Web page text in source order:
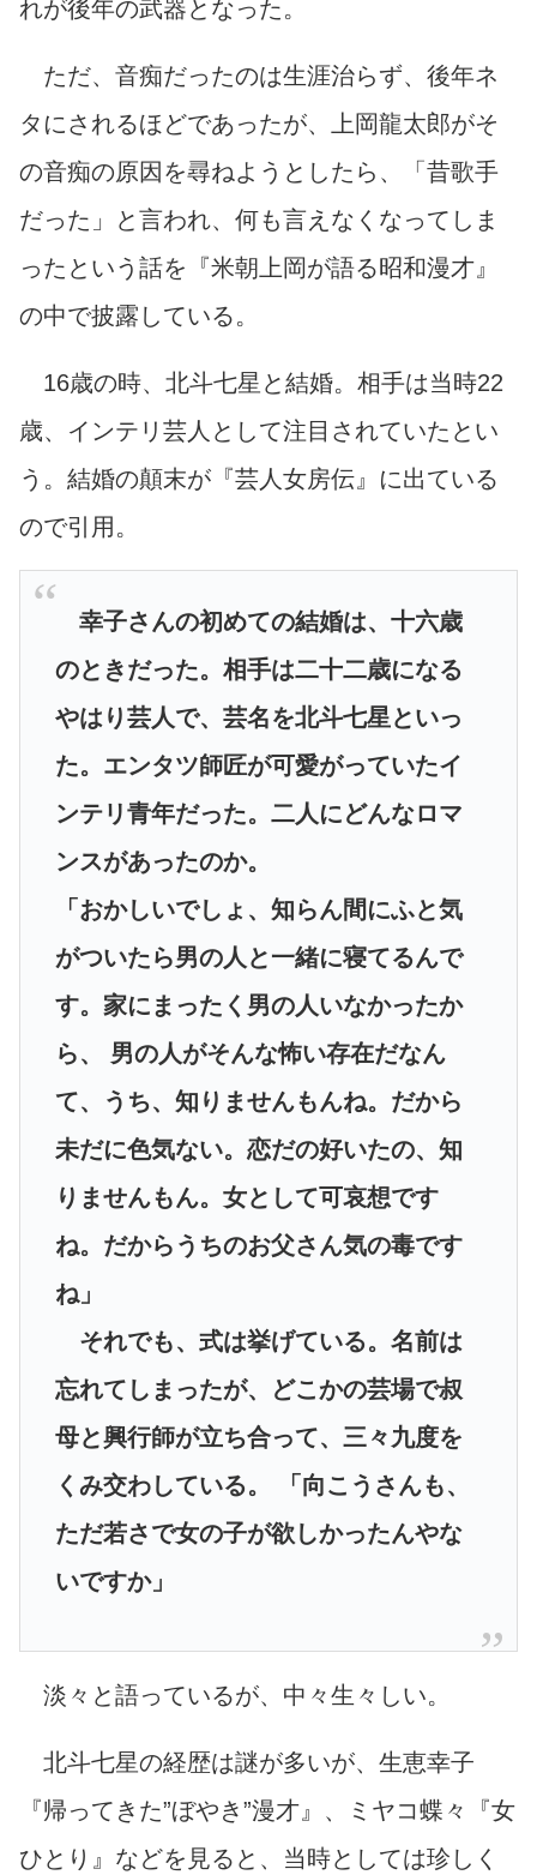
れが後年の武器となった。
ただ、音痴だったのは生涯治らず、後年ネ
タにされるほどであったが、上岡龍太郎がそ
の音痴の原因を尋ねようとしたら、「昔歌手
だった」と言われ、何も言えなくなってしま
ったという話を『米朝上岡が語る昭和漫才』
の中で披露している。
16歳の時、北斗七星と結婚。相手は当時22
歳、インテリ芸人として注目されていたとい
う。結婚の顛末が『芸人女房伝』に出ている
ので引用。
幸子さんの初めての結婚は、十六歳
のときだった。相手は二十二歳になる
やはり芸人で、芸名を北斗七星といっ
た。エンタツ師匠が可愛がっていたイ
ンテリ青年だった。二人にどんなロマ
ンスがあったのか。
「おかしいでしょ、知らん間にふと気
がついたら男の人と一緒に寝てるんで
す。家にまったく男の人いなかったか
ら、 男の人がそんな怖い存在だなん
て、うち、知りませんもんね。だから
未だに色気ない。恋だの好いたの、知
りませんもん。女として可哀想です
ね。だからうちのお父さん気の毒です
ね」
それでも、式は挙げている。名前は
忘れてしまったが、どこかの芸場で叔
母と興行師が立ち合って、三々九度を
くみ交わしている。 「向こうさんも、
ただ若さで女の子が欲しかったんやな
いですか」
淡々と語っているが、中々生々しい。
北斗七星の経歴は謎が多いが、生恵幸子
『帰ってきた”ぼやき”漫才』、ミヤコ蝶々『女
ひとり』などを見ると、当時としては珍しく